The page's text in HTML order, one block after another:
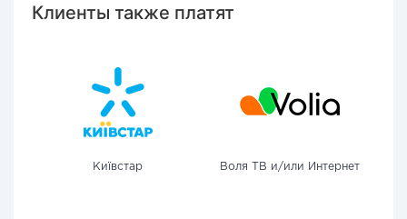
Клиенты также платят
Київстар Воля ТВ и/или Интернет